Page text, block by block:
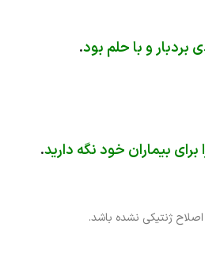
بردبار و با حلم بود.
بیماران خود نگه دارید.
ژنتیکی نشده باشد.